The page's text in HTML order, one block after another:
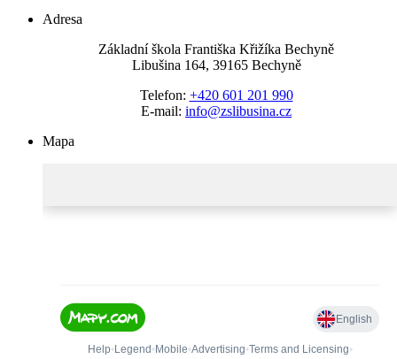
Adresa
Základní škola Františka Křižíka Bechyně
Libušina 164, 39165 Bechyně
Telefon: +420 601 201 990
E-mail: info@zslibusina.cz
Mapa